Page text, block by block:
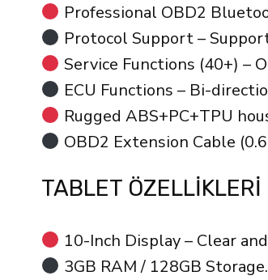
Professional OBD2
Protocol Support –
Service Functions (40+) –
ECU Functions – Bi-
Rugged ABS+PC+TPU
OBD2 Extension Cable
TABLET ÖZELLIKLERI
10-Inch Display – Clear
3GB RAM / 128GB Storage.